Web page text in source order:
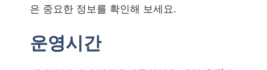
은 중요한 정보를 확인해 보세요.
운영시간